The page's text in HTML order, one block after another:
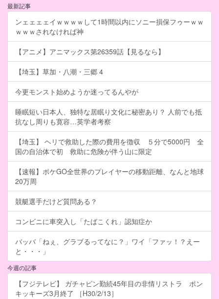
最新記事
ンェェェェイｗｗｗｗして1時間以内にソニー損保フゥーｗｗ
ｗｗｗされなければ神
【アニメ】アニマックス第26359話【見るなら】
【埼玉】草加・八潮・三郷 4
今更モンスト始めようか迷ってるんやが
睡眠短い日本人、独特な居眠り文化に秘密あり？ 人前でも抵
抗なし周りも寛容…英学者考察
【埼玉】 ヘリで救助した際の費用を徴収 ５分で5000円 全
国の自治体で初 救助に危険が伴う山に限定
【速報】ポケGO全世界のプレイヤーの移動距離、なんと地球
20万周
競艇選手だけど質問ある？
コンビニに車突入し「たばこくれ」認知症か
バッバ「ねぇ、グラブるってなに？」ワイ「ファッ！？えー
と・・・」
今週の記事
【フジテレビ】 ガチャピン勤続45年目の非情リストラ ポン
キッキーズ3月終了 ［H30/2/13］